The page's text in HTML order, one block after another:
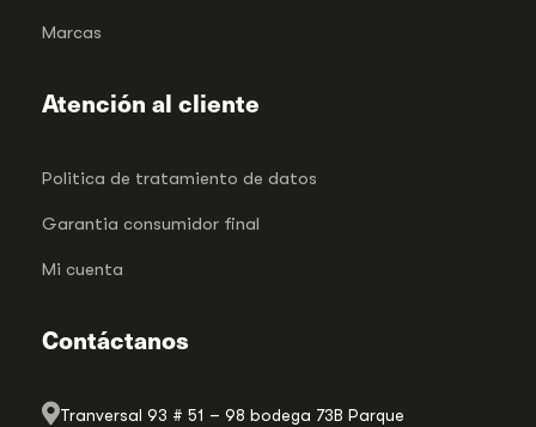
Marcas
Atención al cliente
Politica de tratamiento de datos
Garantia consumidor final
Mi cuenta
Contáctanos
Tranversal 93 # 51 – 98 bodega 73B Parque